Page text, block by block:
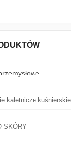
kaletnicze kuśnierskie
SKÓRY